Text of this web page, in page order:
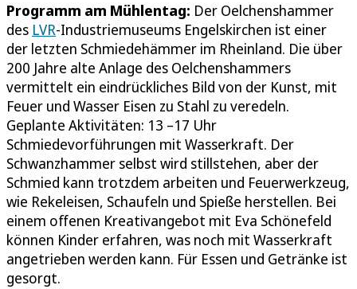
Programm am Mühlentag: Der Oelchenshammer
des LVR-Industriemuseums Engelskirchen ist einer
der letzten Schmiedehämmer im Rheinland. Die über
200 Jahre alte Anlage des Oelchenshammers
vermittelt ein eindrückliches Bild von der Kunst, mit
Feuer und Wasser Eisen zu Stahl zu veredeln.
Geplante Aktivitäten: 13 –17 Uhr
Schmiedevorführungen mit Wasserkraft. Der
Schwanzhammer selbst wird stillstehen, aber der
Schmied kann trotzdem arbeiten und Feuerwerkzeug,
wie Rekeleisen, Schaufeln und Spieße herstellen. Bei
einem offenen Kreativangebot mit Eva Schönefeld
können Kinder erfahren, was noch mit Wasserkraft
angetrieben werden kann. Für Essen und Getränke ist
gesorgt.